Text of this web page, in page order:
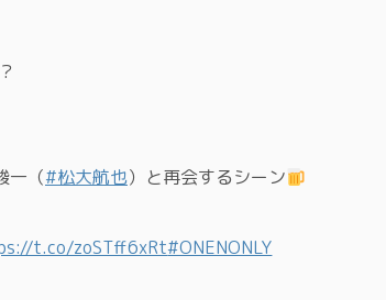
一（#松大航也）と再会するシーン
t.co/zoSTff6xRt#ONENONLY